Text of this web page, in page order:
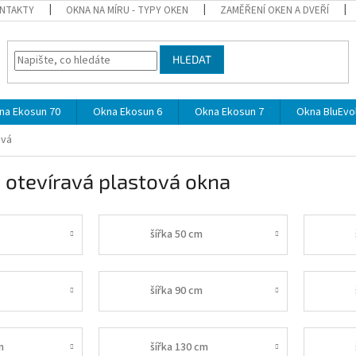
OKNA NA MÍRU - TYPY OKEN ZAMĚŘENÍ OKEN A DVEŘÍ
HLEDAT
Ekosun 70 Okna Ekosun 6 Okna Ekosun 7 Okna
otevíravá plastová okna
šířka 50 cm
šířka 90 cm
šířka 130 cm